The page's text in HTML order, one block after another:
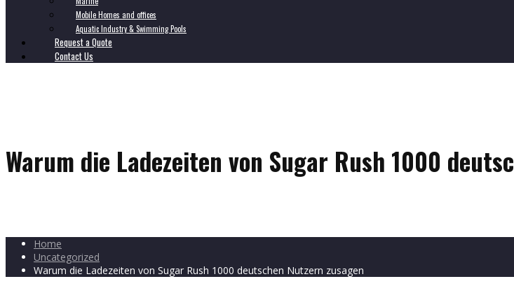
Mobile Homes and offices
Aquatic Industry & Swimming Pools
Request a Quote
Contact Us
Warum die Ladezeiten von Sugar Rush 1000
Home
Uncategorized
Warum die Ladezeiten von Sugar Rush 1000 deutschen Nutzern zusagen